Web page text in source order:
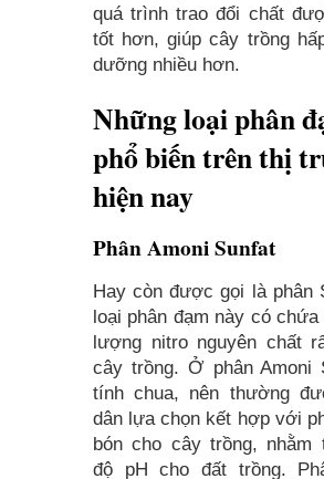
quá trình trao đổi chất
tốt hơn, giúp cây trồng
dưỡng nhiều hơn.
Những loại phân
phổ biến trên thị
hiện nay
Phân Amoni Sunfat
Hay còn được gọi là phân
loại phân đạm này có chứa
lượng nitro nguyên chất
cây trồng. Ở phân Amoni
tính chua, nên thường
dân lựa chọn kết hợp với
bón cho cây trồng, nhằm
độ pH cho đất trồng.